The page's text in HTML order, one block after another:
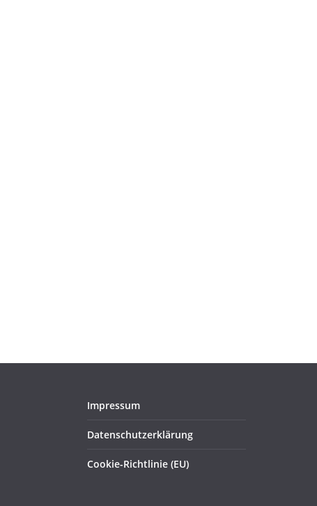
Impressum
Datenschutzerklärung
Cookie-Richtlinie (EU)